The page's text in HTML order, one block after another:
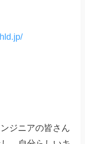
ジニアの皆さん